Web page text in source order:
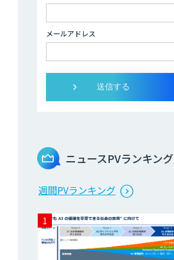
メールアドレス
ニュースPVランキング
週間PVランキング